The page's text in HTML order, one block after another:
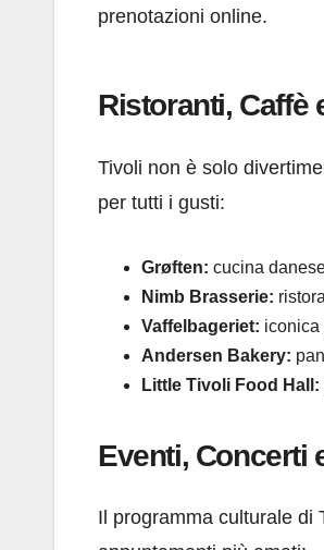
prenotazioni online.
Ristoranti, Caffè
Tivoli non è solo
per tutti i gusti:
Grøften: cucina
Nimb Brasserie:
Vaffelbageriet: iconica
Andersen Bakery:
Little Tivoli Food Hall:
Eventi, Concerti
Il programma culturale di